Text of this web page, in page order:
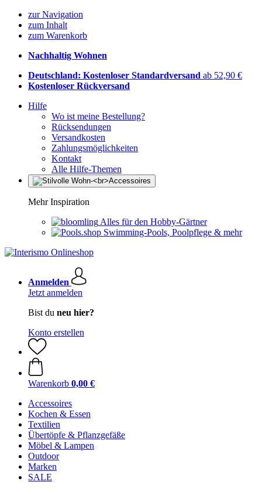
zur Navigation
zum Inhalt
zum Warenkorb
Nachhaltig Wohnen
Deutschland: Kostenloser Standardversand ab 52,90 €
Kostenloser Rückversand
Hilfe
Wo ist meine Bestellung?
Rücksendungen
Versandkosten
Zahlungsmöglichkeiten
Kontakt
Alle Hilfe-Themen
Mehr Inspiration
Alles für den Hobby-Gärtner
Swimming-Pools, Poolpflege & mehr
Anmelden
Jetzt anmelden
Bist du neu hier?
Konto erstellen
Warenkorb 0,00 €
Accessoires
Kochen & Essen
Textilien
Übertöpfe & Pflanzgefäße
Möbel & Lampen
Outdoor
Marken
SALE